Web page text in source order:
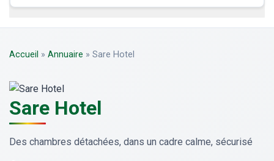
Accueil » Annuaire » Sare Hotel
Sare Hotel
Des chambres détachées, dans un cadre calme, sécurisé